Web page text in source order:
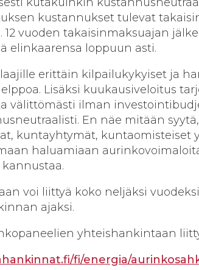
kustannukset tulevat
12 vuoden takaisinmaksuajan
elinkaarensa loppuun asti.
erittäin kilpailukykyiset ja
Lisäksi kuukausiveloitus
välittömästi ilman
En näe mitään
kuntayhtymät, kuntaomisteiset
haluamiaan
kannustaa.
voi liittyä koko neljäksi
ajaksi.
yhteishankintaan
fi/energia/